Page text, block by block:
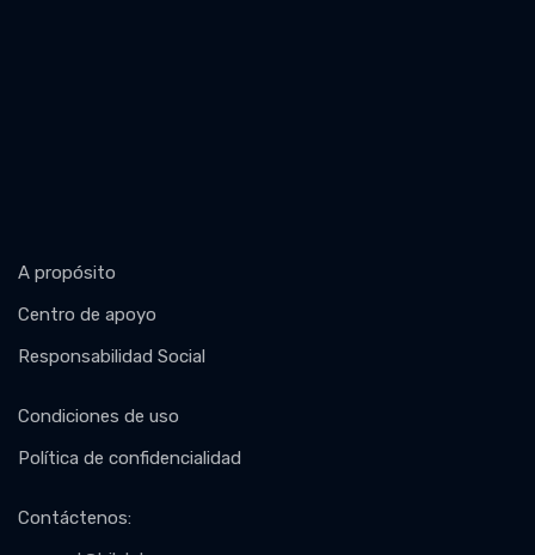
A propósito
Centro de apoyo
Responsabilidad Social
Condiciones de uso
Política de confidencialidad
Contáctenos: